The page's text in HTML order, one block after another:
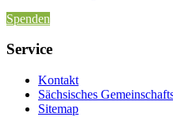
Spenden
Service
Kontakt
Sächsisches
Sitemap